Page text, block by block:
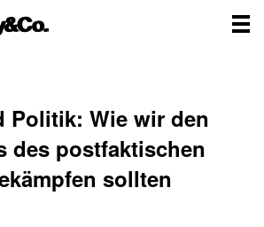
Politik: Wie wir den
des postfaktischen
sollten